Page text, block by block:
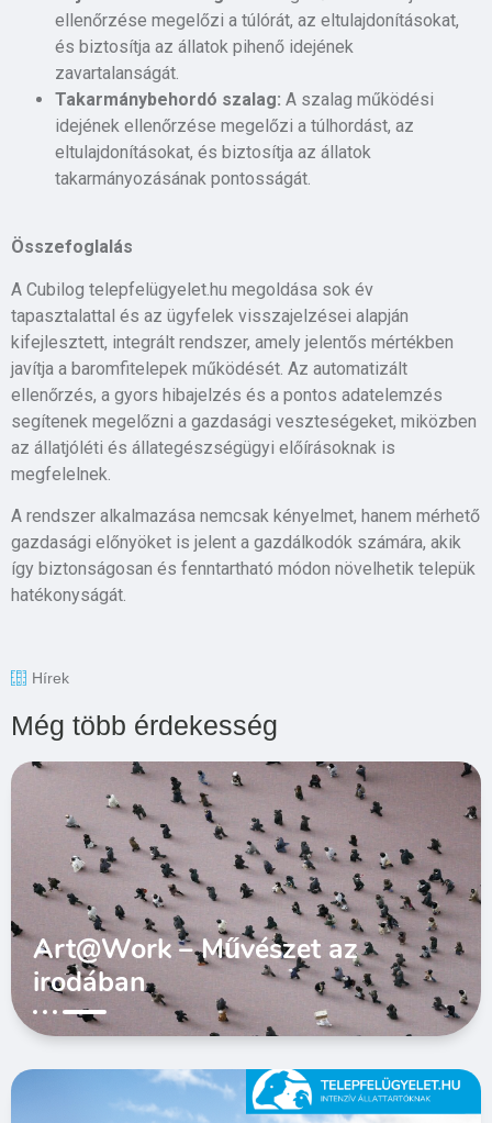
ellenőrzése megelőzi a túlórát, az eltulajdonításokat,
és biztosítja az állatok pihenő idejének
zavartalanságát.
Takarmánybehordó szalag: A szalag működési
idejének ellenőrzése megelőzi a túlhordást, az
eltulajdonításokat, és biztosítja az állatok
takarmányozásának pontosságát.
Összefoglalás
A Cubilog telepfelügyelet.hu megoldása sok év
tapasztalattal és az ügyfelek visszajelzései alapján
kifejlesztett, integrált rendszer, amely jelentős mértékben
javítja a baromfitelepek működését. Az automatizált
ellenőrzés, a gyors hibajelzés és a pontos adatelemzés
segítenek megelőzni a gazdasági veszteségeket, miközben
az állatjóléti és állategészségügyi előírásoknak is
megfelelnek.
A rendszer alkalmazása nemcsak kényelmet, hanem mérhető
gazdasági előnyöket is jelent a gazdálkodók számára, akik
így biztonságosan és fenntartható módon növelhetik telepük
hatékonyságát.
Hírek
Még több érdekesség
Art@Work – Művészet az
irodában